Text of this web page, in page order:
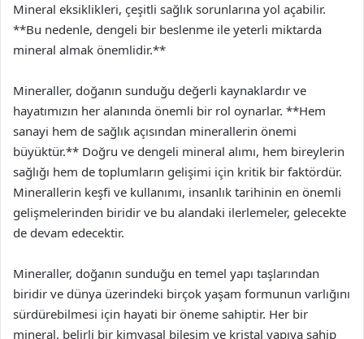
Mineral eksiklikleri, çeşitli sağlık sorunlarına yol açabilir.
**Bu nedenle, dengeli bir beslenme ile yeterli miktarda
mineral almak önemlidir.**
Mineraller, doğanın sunduğu değerli kaynaklardır ve
hayatımızın her alanında önemli bir rol oynarlar. **Hem
sanayi hem de sağlık açısından minerallerin önemi
büyüktür.** Doğru ve dengeli mineral alımı, hem bireylerin
sağlığı hem de toplumların gelişimi için kritik bir faktördür.
Minerallerin keşfi ve kullanımı, insanlık tarihinin en önemli
gelişmelerinden biridir ve bu alandaki ilerlemeler, gelecekte
de devam edecektir.
Mineraller, doğanın sunduğu en temel yapı taşlarından
biridir ve dünya üzerindeki birçok yaşam formunun varlığını
sürdürebilmesi için hayati bir öneme sahiptir. Her bir
mineral, belirli bir kimyasal bileşim ve kristal yapıya sahip